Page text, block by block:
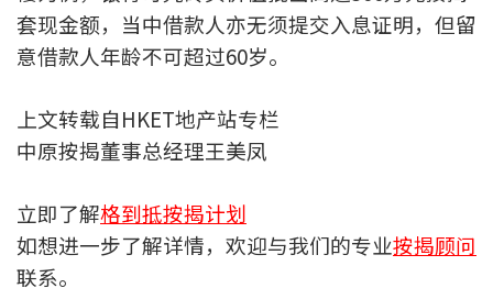
装修·保险优惠
装修设计专栏
火险、家居、宠物保险
保险资讯专栏
套现金额，当中借款人亦无须提交入息证明，但留
意借款人年龄不可超过60岁。
上文转载自HKET地产站专栏
中原按揭董事总经理王美凤
立即了解格到抵按揭计划
如想进一步了解详情，欢迎与我们的专业按揭顾问
联系。